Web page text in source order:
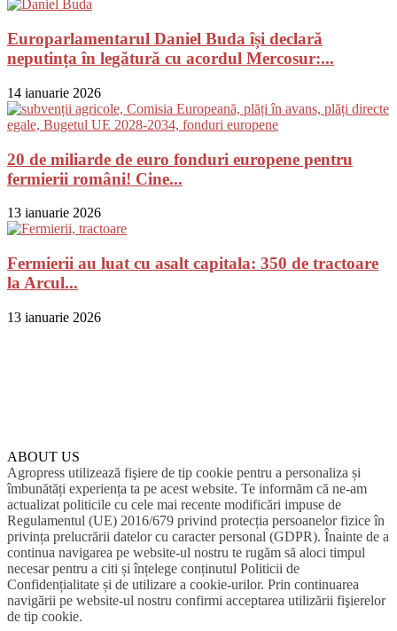
Europarlamentarul Daniel Buda își declară
neputința în legătură cu acordul Mercosur:...
14 ianuarie 2026
20 de miliarde de euro fonduri europene pentru
fermierii români! Cine...
13 ianuarie 2026
Fermierii au luat cu asalt capitala: 350 de tractoare
la Arcul...
13 ianuarie 2026
ABOUT US
Agropress utilizează fişiere de tip cookie pentru a personaliza și
îmbunătăți experiența ta pe acest website. Te informăm că ne-am
actualizat politicile cu cele mai recente modificări impuse de
Regulamentul (UE) 2016/679 privind protecția persoanelor fizice în
privința prelucrării datelor cu caracter personal (GDPR). Înainte de a
continua navigarea pe website-ul nostru te rugăm să aloci timpul
necesar pentru a citi și înțelege conținutul Politicii de
Confidențialitate și de utilizare a cookie-urilor. Prin continuarea
navigării pe website-ul nostru confirmi acceptarea utilizării fişierelor
de tip cookie.